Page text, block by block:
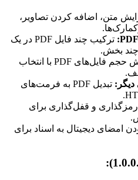
متن، اضافه کردن تصاویر،
ترکیب چند فایل PDF در یک
چند بخش.
کاهش حجم فایل‌های PDF با انتخاب
تبدیل PDF به فرمت‌های
رمزگذاری و قفل‌گذاری برای
امضای دیجیتال به اسناد برای